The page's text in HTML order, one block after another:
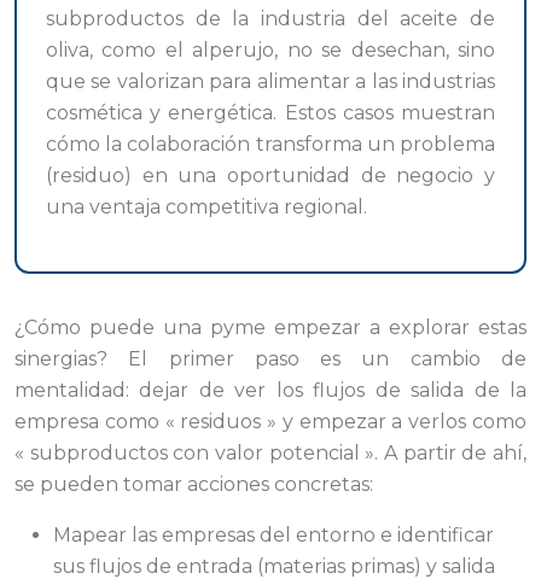
subproductos de la industria del aceite de
oliva, como el alperujo, no se desechan, sino
que se valorizan para alimentar a las industrias
cosmética y energética. Estos casos muestran
cómo la colaboración transforma un problema
(residuo) en una oportunidad de negocio y
una ventaja competitiva regional.
¿Cómo puede una pyme empezar a explorar estas
sinergias? El primer paso es un cambio de
mentalidad: dejar de ver los flujos de salida de la
empresa como « residuos » y empezar a verlos como
« subproductos con valor potencial ». A partir de ahí,
se pueden tomar acciones concretas:
Mapear las empresas del entorno e identificar
sus flujos de entrada (materias primas) y salida